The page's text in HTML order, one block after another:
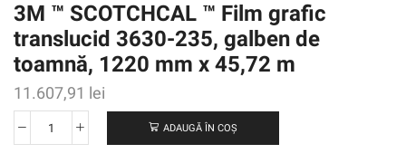
3M ™ SCOTCHCAL ™ Film grafic
translucid 3630-235, galben de
toamnă, 1220 mm x 45,72 m
11.607,91 lei
Cantitate
ADAUGĂ ÎN COȘ